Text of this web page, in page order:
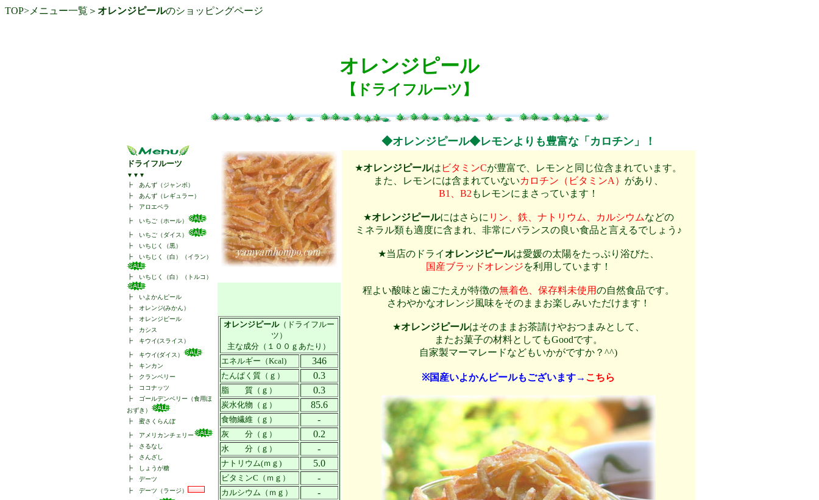
TOP> メニュー一覧 ＞ オレンジピールのショッピングページ
オレンジピール
【ドライフルーツ】
ドライフルーツ
▼▼▼
┣
あんず（ジャンボ）
┣
あんず（レギュラー）
┣
アロエベラ
┣ いちご（ホール）
┣ いちご（ダイス）
┣ いちじく（黒）
┣ いちじく（白）（イラン）
┣ いちじく（白）（トルコ）
┣ いよかんピール
┣
オレンジ(みかん）
┣
オレンジピール
┣
カシス
┣
キウイ(スライス）
┣
キウイ(ダイス）
┣
キンカン
┣
クランベリー
┣
ココナッツ
┣
ゴールデンベリー（食用ほ
おずき）
┣ 蜜さくらんぼ
┣
アメリカンチェリー
┣
さるなし
┣
さんざし
┣
しょうが糖
┣ デーツ
┣ デーツ（ラージ）
◆オレンジピール◆レモンよりも豊富な「カロチン」！
★オレンジピールは ビタミンCが豊富で、レモンと同じ位含まれています。
また、レモンには含まれていないカロチン（ビタミンA） があり、
B1、B2 もレモンにまさっています！
★オレンジピールにはさらに リン、鉄、ナトリウム、カルシウムなどの
ミネラル類も適度に含まれ、非常にバランスの良い食品と言えるでしょう♪
★当店のドライオレンジピールは愛媛の太陽をたっぷり浴びた、
国産ブラッドオレンジを利用しています！
程よい酸味と歯ごたえが特徴の無着色、保存料未使用の自然食品です。
さわやかなオレンジ風味をそのままお楽しみいただけます！
★オレンジピールはそのままお茶請けやおつまみとして、
またお菓子の材料としてもGoodです。
自家製マーマレードなどもいかがですか？^^)
※国産いよかんピールもございます→ こちら
オレンジピール（ドライフルー
ツ）
主な成分（１００ｇあたり）
エネルギー（Kcal)
346
たんぱく質（ｇ） 0.3
脂 質（ｇ） 0.3
炭水化物（ｇ） 85.6
食物繊維（ｇ） -
灰 分（ｇ） 0.2
水 分（ｇ） -
ナトリウム(ｍｇ) 5.0
ビタミンC（ｍｇ） -
カルシウム（ｍｇ） -